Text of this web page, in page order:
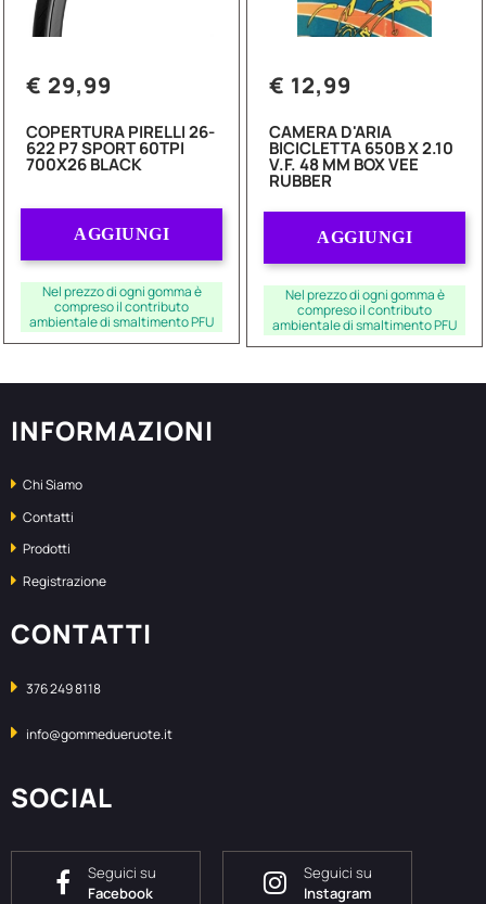
€ 29,99
COPERTURA PIRELLI 26-
622 P7 SPORT 60TPI
700X26 BLACK
AGGIUNGI
Nel prezzo di ogni gomma è
compreso il contributo
ambientale di smaltimento PFU
€ 12,99
CAMERA D'ARIA
BICICLETTA 650B X 2.10
V.F. 48 MM BOX VEE
RUBBER
AGGIUNGI
Nel prezzo di ogni gomma è
compreso il contributo
ambientale di smaltimento PFU
INFORMAZIONI
Chi Siamo
Contatti
Prodotti
Registrazione
CONTATTI
376 249 8118
info@gommedueruote.it
SOCIAL
Seguici su
Facebook
Seguici su
Instagram